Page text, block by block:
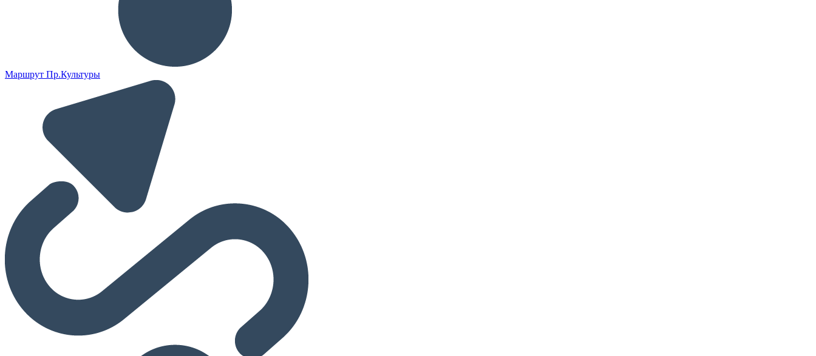
Маршрут Пр.Культуры